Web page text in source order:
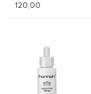
120,00